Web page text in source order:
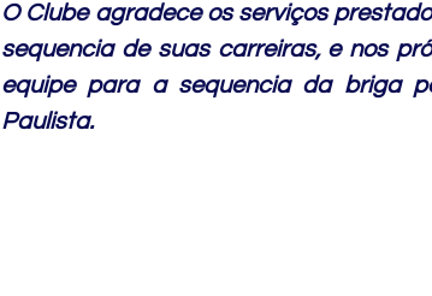
O Clube agradece os serviços
sequencia de suas carreiras, e nos
equipe para a sequencia da briga
Paulista.